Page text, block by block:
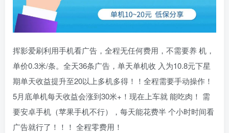
挥影爱刷利用手机看广告，全程无任何费用，不需要养 机，
单价0.3米/条。全天36条广告，单天单机收 入为10.8元下星
期单天收益提升至20以上多机多得！！全程需要手动操作！
5月底单机每天收益会涨到30米+！现在上车就 能吃肉！ 需
要安卓手机（苹果手机不行），每天能花费半 个小时时间看
广告就行了！！！ 全程零费用！